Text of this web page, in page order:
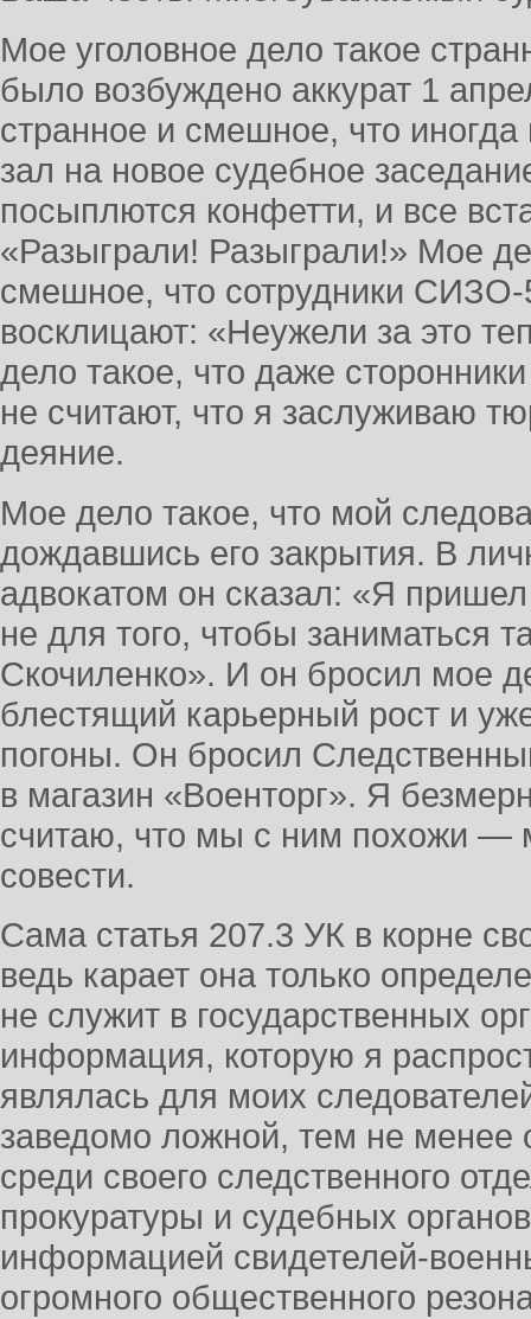
Мое уголовное дело такое
было возбуждено аккурат 1
странное и смешное, что
зал на новое судебное
посыплются конфетти, и все
«Разыграли! Разыграли!» Мое
смешное, что сотрудники СИЗО-
восклицают: «Неужели за это
дело такое, что даже
не считают, что я заслуживаю
деяние.
Мое дело такое, что мой
дождавшись его закрытия. В
адвокатом он сказал: «Я
не для того, чтобы заниматься
Скочиленко». И он бросил мое
блестящий карьерный рост и
погоны. Он бросил
в магазин «Военторг». Я
считаю, что мы с ним похожи —
совести.
Сама статья 207.3 УК в корне
ведь карает она только
не служит в государственных
информация, которую я
являлась для моих
заведомо ложной, тем не менее
среди своего следственного
прокуратуры и судебных
информацией свидетелей-
огромного общественного